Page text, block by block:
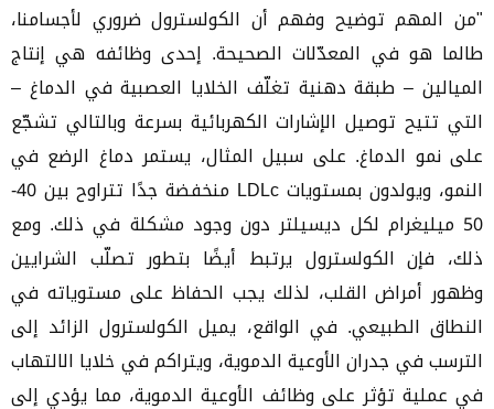
"من المهم توضيح وفهم أن الكولسترول ضروري لأجسامنا،
طالما هو في المعدّلات الصحيحة. إحدى وظائفه هي إنتاج
الميالين – طبقة دهنية تغلّف الخلايا العصبية في الدماغ –
التي تتيح توصيل الإشارات الكهربائية بسرعة وبالتالي تشجّع
على نمو الدماغ. على سبيل المثال، يستمر دماغ الرضع في
النمو، ويولدون بمستويات LDLc منخفضة جدًا تتراوح بين 40-
50 ميليغرام لكل ديسيلتر دون وجود مشكلة في ذلك. ومع
ذلك، فإن الكولسترول يرتبط أيضًا بتطور تصلّب الشرايين
وظهور أمراض القلب، لذلك يجب الحفاظ على مستوياته في
النطاق الطبيعي. في الواقع، يميل الكولسترول الزائد إلى
الترسب في جدران الأوعية الدموية، ويتراكم في خلايا الالتهاب
في عملية تؤثر على وظائف الأوعية الدموية، مما يؤدي إلى